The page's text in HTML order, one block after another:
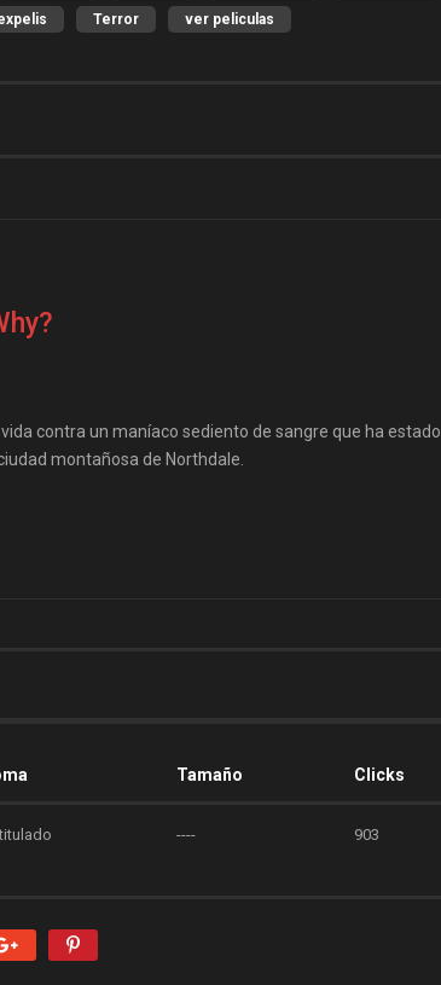
Terror ver peliculas
contra un maníaco sediento de sangre que ha estado
montañosa de Northdale.
Tamaño Clicks
---- 903